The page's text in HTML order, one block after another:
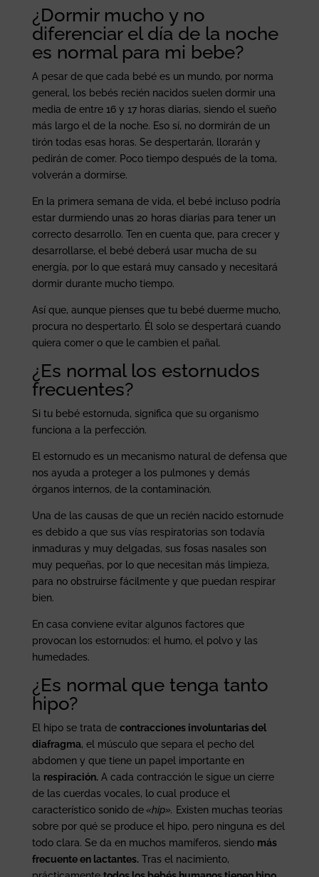
¿Dormir mucho y no
diferenciar el día de la noche
es normal para mi bebe?
A pesar de que cada bebé es un mundo, por norma
general, los bebés recién nacidos suelen dormir una
media de entre 16 y 17 horas diarias, siendo el sueño
más largo el de la noche. Eso sí, no dormirán de un
tirón todas esas horas. Se despertarán, llorarán y
pedirán de comer. Poco tiempo después de la toma,
volverán a dormirse.
En la primera semana de vida, el bebé incluso podría
estar durmiendo unas 20 horas diarias para tener un
correcto desarrollo. Ten en cuenta que, para crecer y
desarrollarse, el bebé deberá usar mucha de su
energía, por lo que estará muy cansado y necesitará
dormir durante mucho tiempo.
Así que, aunque pienses que tu bebé duerme mucho,
procura no despertarlo. Él solo se despertará cuando
quiera comer o que le cambien el pañal.
¿Es normal los estornudos
frecuentes?
Si tu bebé estornuda, significa que su organismo
funciona a la perfección.
El estornudo es un mecanismo natural de defensa que
nos ayuda a proteger a los pulmones y demás
órganos internos, de la contaminación.
Una de las causas de que un recién nacido estornude
es debido a que sus vías respiratorias son todavía
inmaduras y muy delgadas, sus fosas nasales son
muy pequeñas, por lo que necesitan más limpieza,
para no obstruirse fácilmente y que puedan respirar
bien.
En casa conviene evitar algunos factores que
provocan los estornudos: el humo, el polvo y las
humedades.
¿Es normal que tenga tanto
hipo?
El hipo se trata de contracciones involuntarias del
diafragma, el músculo que separa el pecho del
abdomen y que tiene un papel importante en
la respiración.A cada contracción le sigue un cierre
de las cuerdas vocales, lo cual produce el
característico sonido de«hip». Existen muchas teorías
sobre por qué se produce el hipo, pero ninguna es del
todo clara. Se da en muchos mamíferos, siendo más
frecuente en lactantes.Tras el nacimiento,